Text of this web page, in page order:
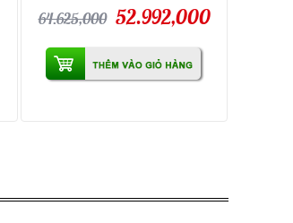
64.625,000 52.992,000